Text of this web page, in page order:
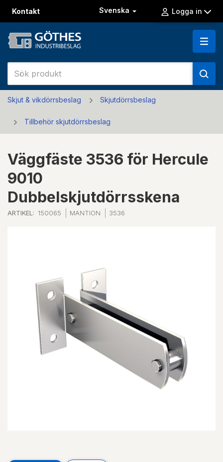
Kontakt Svenska Logga in
Skjut & vikdörrsbeslag Skjutdörrsbeslag
Tillbehör skjutdörrsbeslag
Väggfäste 3536 för Hercule
9010
Dubbelskjutdörrsskena
ARTIKEL: 150065 MANTION 3536